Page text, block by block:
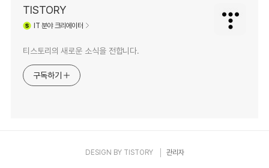
TISTORY
IT 분야 크리에이터
티스토리의 새로운 소식을 전합니다.
구독하기
DESIGN BY TISTORY 관리자